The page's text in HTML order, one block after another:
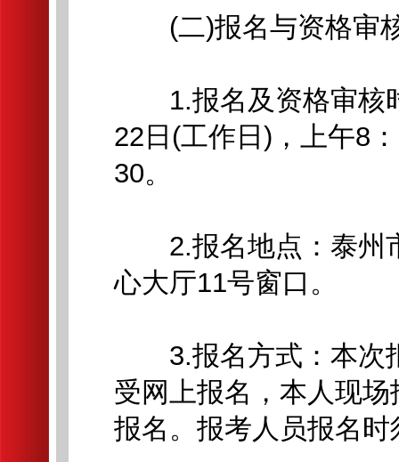
(二)报名与资格审
1.报名及资格审核时
22日(工作日)，上午8
30。
2.报名地点：泰州
心大厅11号窗口。
3.报名方式：本次
受网上报名，本人现
报名。报考人员报名